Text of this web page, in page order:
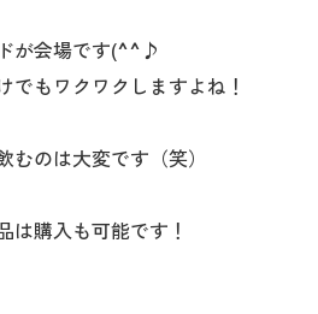
が会場です(^^♪
でもワクワクしますよね！
のは大変です（笑）
は購入も可能です！